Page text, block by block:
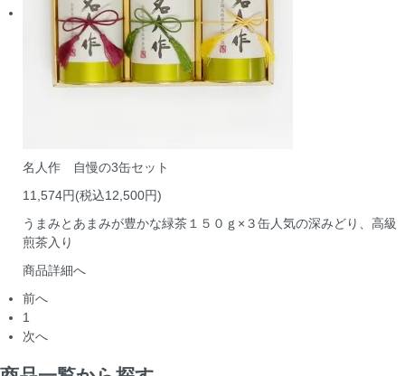
名人作 自慢の3缶セット
11,574円(税込12,500円)
うまみとあまみが豊かな緑茶１５０ｇ×３缶人気の深みどり、高級
煎茶入り
商品詳細へ
前へ
1
次へ